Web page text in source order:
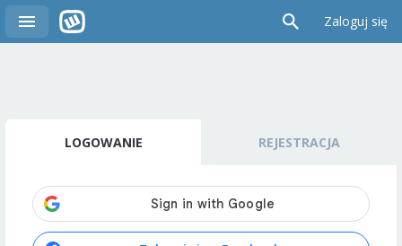
Zaloguj się
LOGOWANIE REJESTRACJA